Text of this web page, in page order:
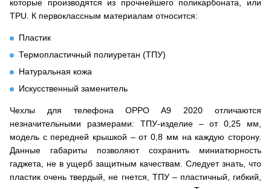
которые производятся из прочнейшего поликарбоната, или
TPU. К первоклассным материалам относится:
Пластик
Термопластичный полиуретан (ТПУ)
Натуральная кожа
Искусственный заменитель
Чехлы для телефона OPPO A9 2020 отличаются
незначительными размерами: ТПУ-изделие – от 0,25 мм,
модель с передней крышкой – от 0,8 мм на каждую сторону.
Данные габариты позволяют сохранить миниатюрность
гаджета, не в ущерб защитным качествам. Следует знать, что
пластик очень твердый, не гнется, ТПУ – пластичный, гибкий,